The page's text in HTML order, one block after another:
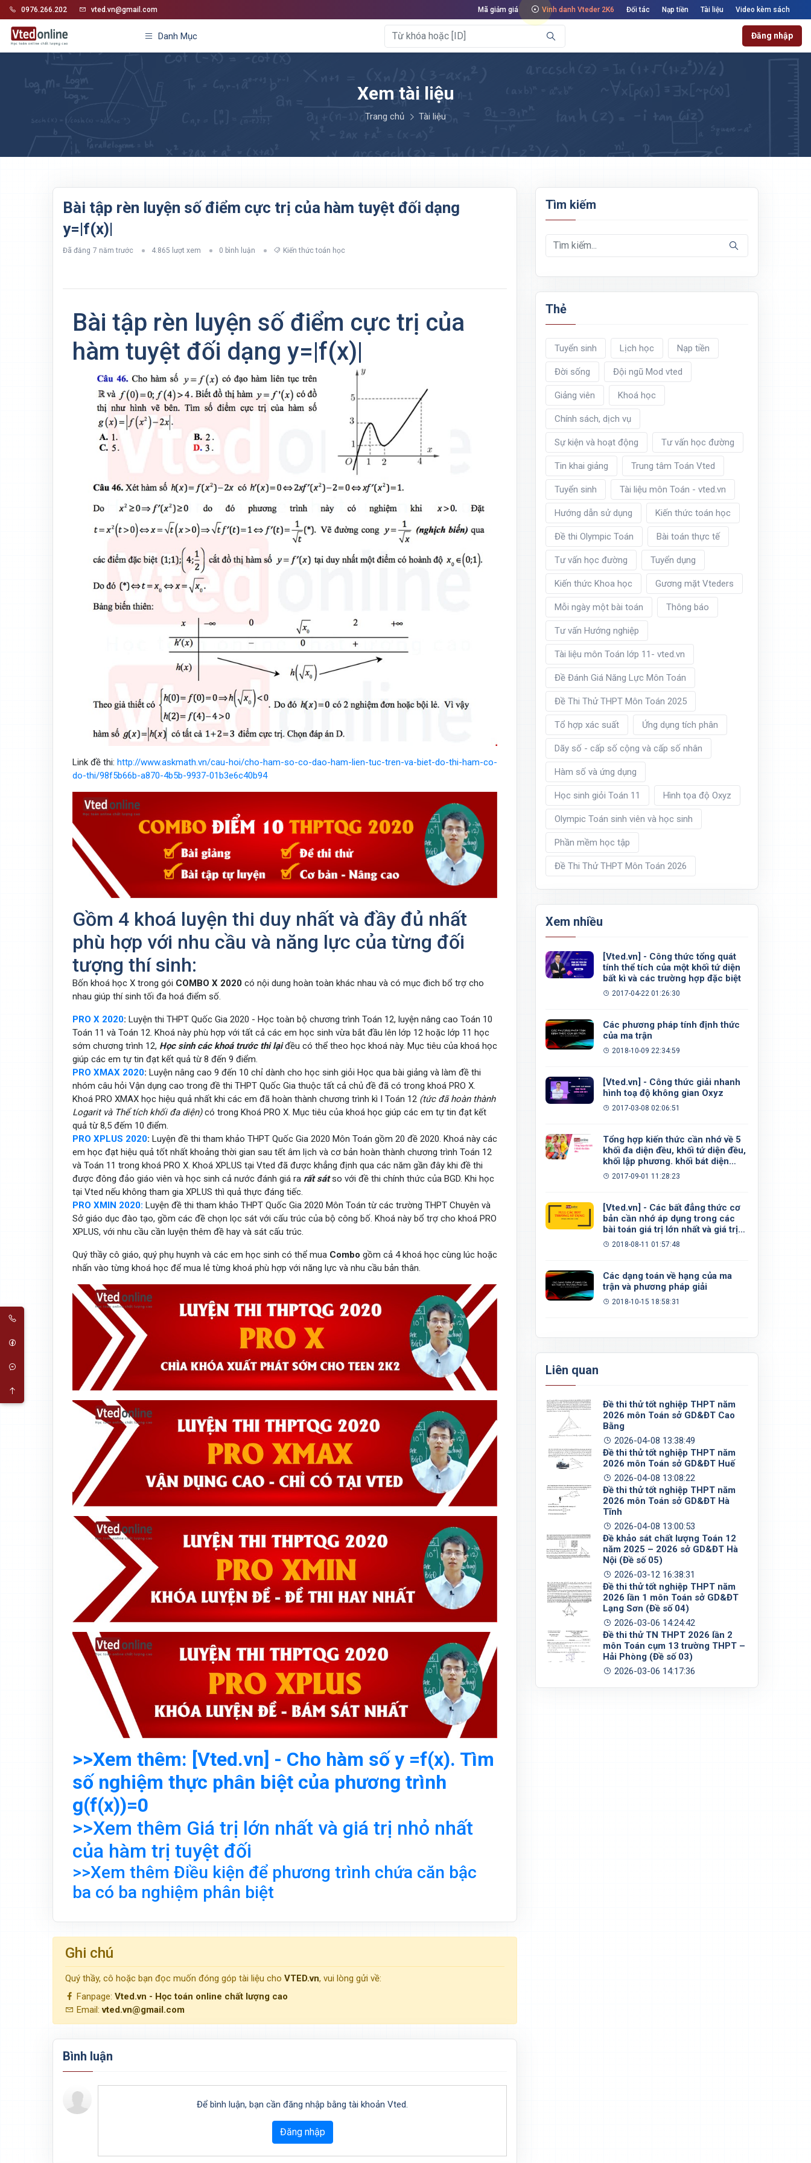
0976.266.202 vted.vn@gmail.com Mã giảm giá Vinh danh Vteder 2K6 Đối tác Nạp tiền Tài liệu Video kèm sách
Danh Mục Đăng nhập
Xem tài liệu
Trang chủ Tài liệu
Bài tập rèn luyện số điểm cực trị của hàm tuyệt đối dạng
y=|f(x)|
Đã đăng 7 năm trước 4.865 lượt xem 0 bình luận Kiến thức toán học
Bài tập rèn luyện số điểm cực trị của
hàm tuyệt đối dạng y=|f(x)|
Link đề thi: http://www.askmath.vn/cau-hoi/cho-ham-so-co-dao-ham-lien-tuc-tren-va-biet-do-thi-ham-co-
do-thi/98f5b66b-a870-4b5b-9937-01b3e6c40b94
Gồm 4 khoá luyện thi duy nhất và đầy đủ nhất
phù hợp với nhu cầu và năng lực của từng đối
tượng thí sinh:
Bốn khoá học X trong gói COMBO X 2020 có nội dung hoàn toàn khác nhau và có mục đich bổ trợ cho
nhau giúp thí sinh tối đa hoá điểm số.
PRO X 2020: Luyện thi THPT Quốc Gia 2020 - Học toàn bộ chương trình Toán 12, luyện nâng cao Toán 10
Toán 11 và Toán 12. Khoá này phù hợp với tất cả các em học sinh vừa bắt đầu lên lớp 12 hoặc lớp 11 học
sớm chương trình 12, Học sinh các khoá trước thi lại đều có thể theo học khoá này. Mục tiêu của khoá học
giúp các em tự tin đạt kết quả từ 8 đến 9 điểm.
PRO XMAX 2020: Luyện nâng cao 9 đến 10 chỉ dành cho học sinh giỏi Học qua bài giảng và làm đề thi
nhóm câu hỏi Vận dụng cao trong đề thi THPT Quốc Gia thuộc tất cả chủ đề đã có trong khoá PRO X.
Khoá PRO XMAX học hiệu quả nhất khi các em đã hoàn thành chương trình kì I Toán 12 (tức đã hoàn thành
Logarit và Thể tích khối đa diện)có trong Khoá PRO X. Mục tiêu của khoá học giúp các em tự tin đạt kết
quả từ 8,5 đếm 10 điểm.
PRO XPLUS 2020: Luyện đề thi tham khảo THPT Quốc Gia 2020 Môn Toán gồm 20 đề 2020. Khoá này các
em học đạt hiệu quả tốt nhất khoảng thời gian sau tết âm lịch và cơ bản hoàn thành chương trình Toán 12
và Toán 11 trong khoá PRO X. Khoá XPLUS tại Vted đã được khẳng định qua các năm gần đây khi đề thi
được đông đảo giáo viên và học sinh cả nước đánh giá ra rất sátso với đề thi chính thức của BGD. Khi học
tại Vted nếu không tham gia XPLUS thì quả thực đáng tiếc.
PRO XMIN 2020: Luyện đề thi tham khảo THPT Quốc Gia 2020 Môn Toán từ các trường THPT Chuyên và
Sở giáo dục đào tạo, gồm các đề chọn lọc sát với cấu trúc của bộ công bố. Khoá này bổ trợ cho khoá PRO
XPLUS, với nhu cầu cần luyện thêm đề hay và sát cấu trúc.
Quý thầy cô giáo, quý phụ huynh và các em học sinh có thể mua Combo gồm cả 4 khoá học cùng lúc hoặc
nhấn vào từng khoá học để mua lẻ từng khoá phù hợp với năng lực và nhu cầu bản thân.
>>Xem thêm: [Vted.vn] - Cho hàm số y =f(x). Tìm
số nghiệm thực phân biệt của phương trình
g(f(x))=0
>>Xem thêm Giá trị lớn nhất và giá trị nhỏ nhất
của hàm trị tuyệt đối
>>Xem thêm Điều kiện để phương trình chứa căn bậc
ba có ba nghiệm phân biệt
Ghi chú
Quý thầy, cô hoặc bạn đọc muốn đóng góp tài liệu cho VTED.vn, vui lòng gửi về:
Fanpage: Vted.vn - Học toán online chất lượng cao
Email:vted.vn@gmail.com
Bình luận
Để bình luận, bạn cần đăng nhập bằng tài khoản Vted.
Đăng nhập
Tìm kiếm
Thẻ
Tuyển sinh Lịch học Nạp tiền
Đời sống Đội ngũ Mod vted
Giảng viên Khoá học
Chính sách, dịch vụ
Sự kiện và hoạt động Tư vấn học đường
Tin khai giảng Trung tâm Toán Vted
Tuyển sinh Tài liệu môn Toán - vted.vn
Hướng dẫn sử dụng Kiến thức toán học
Đề thi Olympic Toán Bài toán thực tế
Tư vấn học đường Tuyển dụng
Kiến thức Khoa học Gương mặt Vteders
Mỗi ngày một bài toán Thông báo
Tư vấn Hướng nghiệp
Tài liệu môn Toán lớp 11- vted.vn
Đề Đánh Giá Năng Lực Môn Toán
Đề Thi Thử THPT Môn Toán 2025
Tổ hợp xác suất Ứng dụng tích phân
Dãy số - cấp số cộng và cấp số nhân
Hàm số và ứng dụng
Học sinh giỏi Toán 11 Hình tọa độ Oxyz
Olympic Toán sinh viên và học sinh
Phần mềm học tập
Đề Thi Thử THPT Môn Toán 2026
Xem nhiều
[Vted.vn] - Công thức tổng quát
tính thể tích của một khối tứ diện
bất kì và các trường hợp đặc biệt
2017-04-22 01:26:30
Các phương pháp tính định thức
của ma trận
2018-10-09 22:34:59
[Vted.vn] - Công thức giải nhanh
hình toạ độ không gian Oxyz
2017-03-08 02:06:51
Tổng hợp kiến thức cần nhớ về 5
khối đa diện đều, khối tứ diện đều,
khối lập phương. khối bát diện
đều, khối 12 mặt đều, khối 20 mặt
2017-09-01 11:28:23
[Vted.vn] - Các bất đẳng thức cơ
bản cần nhớ áp dụng trong các
bài toán giá trị lớn nhất và giá trị
nhỏ nhất
2018-08-11 01:57:48
Các dạng toán về hạng của ma
trận và phương pháp giải
2018-10-15 18:58:31
Liên quan
Đề thi thử tốt nghiệp THPT năm
2026 môn Toán sở GD&ĐT Cao
Bằng
2026-04-08 13:38:49
Đề thi thử tốt nghiệp THPT năm
2026 môn Toán sở GD&ĐT Huế
2026-04-08 13:08:22
Đề thi thử tốt nghiệp THPT năm
2026 môn Toán sở GD&ĐT Hà
Tĩnh
2026-04-08 13:00:53
Đề khảo sát chất lượng Toán 12
năm 2025 – 2026 sở GD&ĐT Hà
Nội (Đề số 05)
2026-03-12 16:38:31
Đề thi thử tốt nghiệp THPT năm
2026 lần 1 môn Toán sở GD&ĐT
Lạng Sơn (Đề số 04)
2026-03-06 14:24:42
Đề thi thử TN THPT 2026 lần 2
môn Toán cụm 13 trường THPT –
Hải Phòng (Đề số 03)
2026-03-06 14:17:36